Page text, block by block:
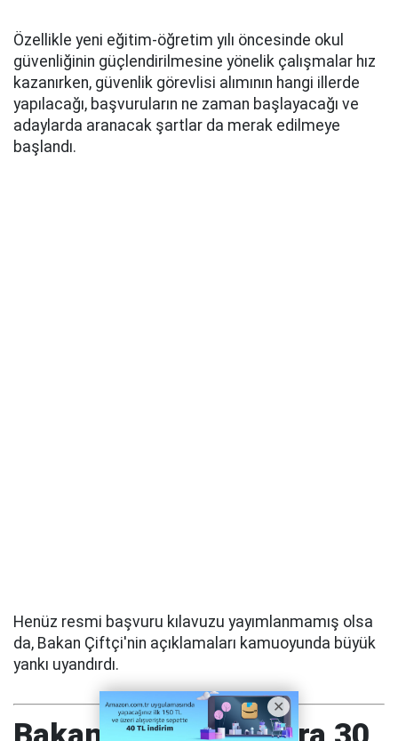
Özellikle yeni eğitim-öğretim yılı öncesinde okul
güvenliğinin güçlendirilmesine yönelik çalışmalar hız
kazanırken, güvenlik görevlisi alımının hangi illerde
yapılacağı, başvuruların ne zaman başlayacağı ve
adaylarda aranacak şartlar da merak edilmeye
başlandı.
Henüz resmi başvuru kılavuzu yayımlanmamış olsa
da, Bakan Çiftçi'nin açıklamaları kamuoyunda büyük
yankı uyandırdı.